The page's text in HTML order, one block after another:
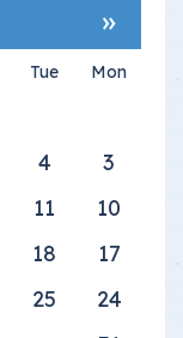
«
Mon
Tue
3
4
10
11
17
18
24
25